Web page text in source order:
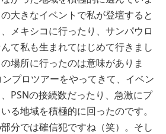
大きなイベントで私が登壇すると
メキシコに行ったり、サンパウロ
て私も生まれてはじめて行きまし
場所に行ったのは意味がありま
プロツアーをやってきて、イベン
PSNの接続数だったり、急激にプ
る地域を積極的に回ったのです。
分では確信犯ですね（笑）。そし